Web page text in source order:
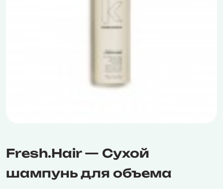
Fresh.Hair — Сухой
шампунь для объема